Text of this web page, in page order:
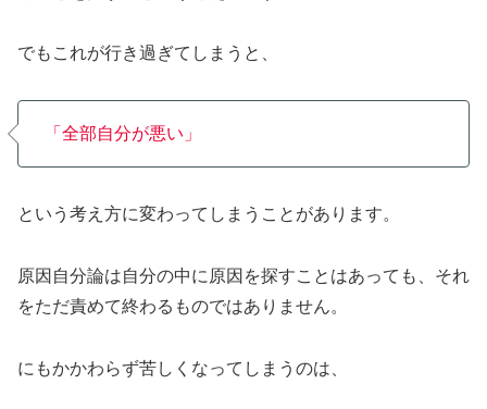
でもこれが行き過ぎてしまうと、
「全部自分が悪い」
という考え方に変わってしまうことがあります。
原因自分論は自分の中に原因を探すことはあっても、それ
をただ責めて終わるものではありません。
にもかかわらず苦しくなってしまうのは、